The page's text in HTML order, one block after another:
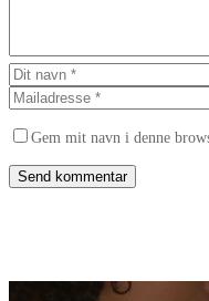
Gem mit navn i denne